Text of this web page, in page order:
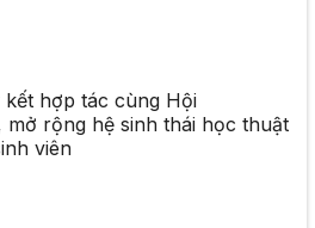
hợp tác cùng Hội
mở rộng hệ sinh thái học thuật
viên